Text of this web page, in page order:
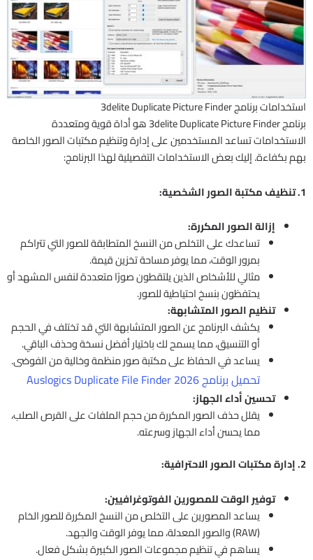
استخدامات برنامج 3delite Duplicate Picture Finder
برنامج 3delite Duplicate Picture Finder هو أداة قوية ومتعددة
الاستخدامات تساعد المستخدمين على إدارة وتنظيم مكتبات الصور الخاصة
بهم بكفاءة. إليك بعض الاستخدامات التفصيلية لهذا البرنامج:
1. تنظيف مكتبة الصور الشخصية:
إزالة الصور المكررة:
تساعدك على التخلص من النسخ المتطابقة للصور التي تتراكم
بمرور الوقت، مما يوفر مساحة تخزين قيمة.
مثالي للأشخاص الذين يلتقطون صورًا متعددة لنفس المشهد أو
يحتفظون بنسخ احتياطية للصور.
تنظيم الصور المتشابهة:
يكشف البرنامج عن الصور المتشابهة التي قد تختلف في الحجم
أو التنسيق، مما يسمح لك باختيار أفضل نسخة وحذف الباقي.
يساعد في الحفاظ على مكتبة صور منظمة وخالية من الفوضى.
تحميل برنامج Auslogics Duplicate File Finder 2026
تحسين أداء الجهاز:
يقلل حذف الصور المكررة من حجم الملفات على القرص الصلب،
مما يحسن أداء الجهاز وسرعته.
2. إدارة مكتبات الصور الاحترافية:
توفير الوقت للمصورين الفوتوغرافيين:
يساعد المصورين على التخلص من النسخ المكررة للصور الخام
(RAW) والصور المعدلة، مما يوفر الوقت والجهد.
يساهم في تنظيم مجموعات الصور الكبيرة بشكل فعال.